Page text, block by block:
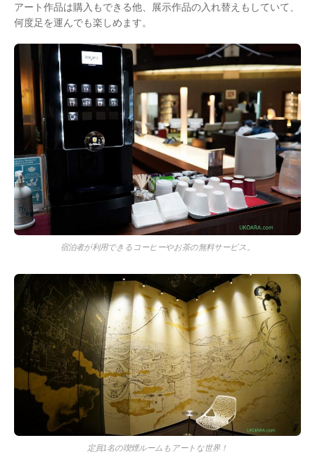
アート作品は購入もできる他、展示作品の入れ替えもしていて、
何度足を運んでも楽しめます。
宿泊者が利用できるコーヒーやお茶の無料サービス。
定員1名の喫煙ルームもアートな世界！